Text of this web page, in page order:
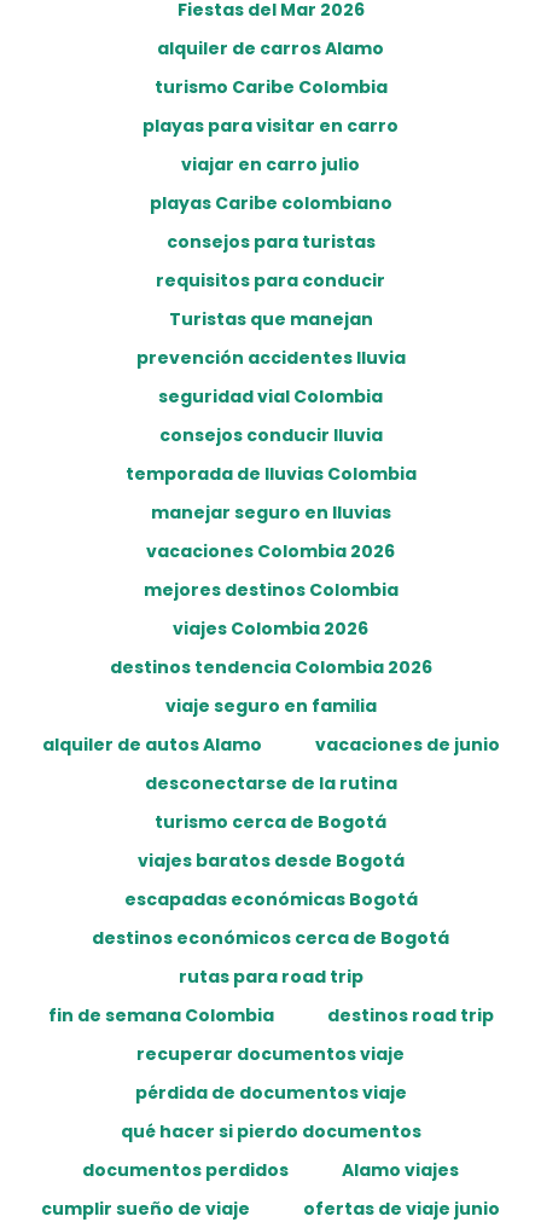
Fiestas del Mar 2026
alquiler de carros Alamo
turismo Caribe Colombia
playas para visitar en carro
viajar en carro julio
playas Caribe colombiano
consejos para turistas
requisitos para conducir
Turistas que manejan
prevención accidentes lluvia
seguridad vial Colombia
consejos conducir lluvia
temporada de lluvias Colombia
manejar seguro en lluvias
vacaciones Colombia 2026
mejores destinos Colombia
viajes Colombia 2026
destinos tendencia Colombia 2026
viaje seguro en familia
alquiler de autos Alamo
vacaciones de junio
desconectarse de la rutina
turismo cerca de Bogotá
viajes baratos desde Bogotá
escapadas económicas Bogotá
destinos económicos cerca de Bogotá
rutas para road trip
fin de semana Colombia
destinos road trip
recuperar documentos viaje
pérdida de documentos viaje
qué hacer si pierdo documentos
documentos perdidos
Alamo viajes
cumplir sueño de viaje
ofertas de viaje junio